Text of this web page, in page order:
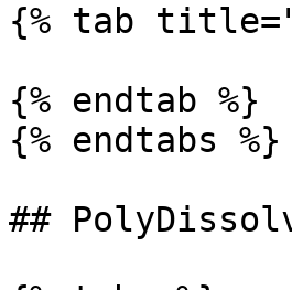
{% tab
{% endtab %}
{% endtabs %}
##